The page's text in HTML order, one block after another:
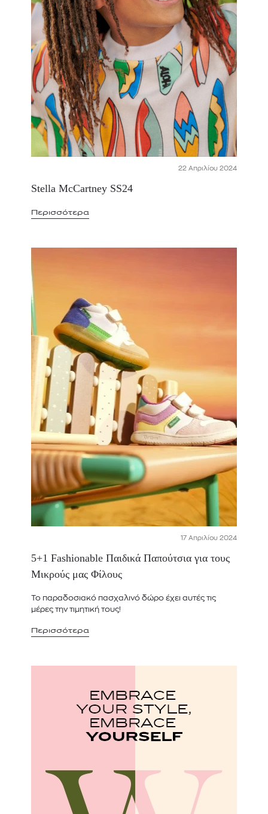
22 Απριλίου 2024
Stella McCartney SS24
Περισσότερα
17 Απριλίου 2024
5+1 Fashionable Παιδικά Παπούτσια για τους
Μικρούς μας Φίλους
Το παραδοσιακό πασχαλινό δώρο έχει αυτές τις
μέρες την τιμητική τους!
Περισσότερα